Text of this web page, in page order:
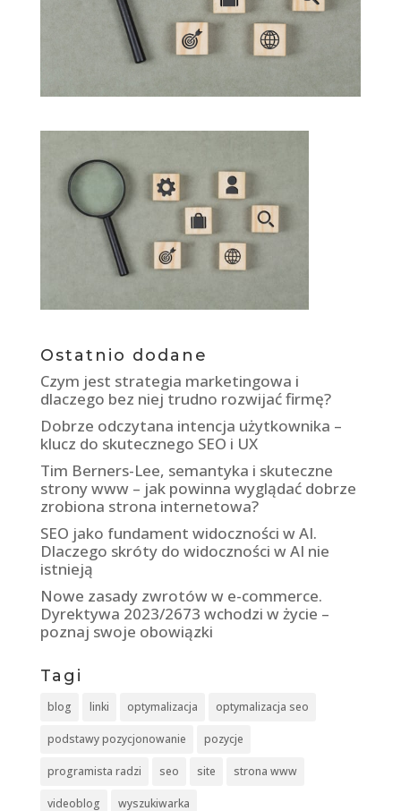
Ostatnio dodane
Czym jest strategia marketingowa i
dlaczego bez niej trudno rozwijać firmę?
Dobrze odczytana intencja użytkownika –
klucz do skutecznego SEO i UX
Tim Berners-Lee, semantyka i skuteczne
strony www – jak powinna wyglądać dobrze
zrobiona strona internetowa?
SEO jako fundament widoczności w AI.
Dlaczego skróty do widoczności w AI nie
istnieją
Nowe zasady zwrotów w e-commerce.
Dyrektywa 2023/2673 wchodzi w życie –
poznaj swoje obowiązki
Tagi
blog linki optymalizacja optymalizacja seo
podstawy pozycjonowanie pozycje
programista radzi seo site strona www
videoblog wyszukiwarka